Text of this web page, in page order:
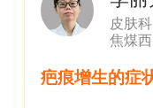
皮肤科
焦煤
疤痕增生的症